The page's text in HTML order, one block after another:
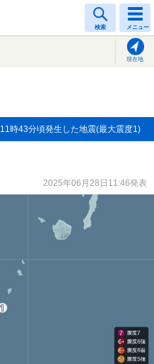
検索 メニュー
現在地
11時43分頃発生した地震(最大震度1)
2025年06月28日11:46発表